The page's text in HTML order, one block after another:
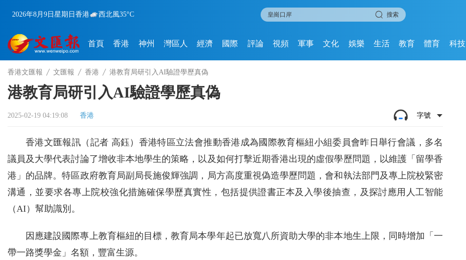
2026年8月9日 星期日 香港 西北風35°C 搜索
首頁 香港 神州 灣區人 經濟 國際 評論 視頻 軍事 文化 娛樂 生活 教育 體育 科技
香港文匯報 文匯報 香港 港教育局研引入AI驗證學歷真偽
港教育局研引入AI驗證學歷真偽
2025-02-19 04:19:08 香港 字號
香港文匯報訊（記者 高鈺）香港特區立法會推動香港成為國際教育樞紐小組委員會昨日舉行會議，多名
議員及大學代表討論了增收非本地學生的策略，以及如何打擊近期香港出現的虛假學歷問題，以維護「留學香
港」的品牌。特區政府教育局副局長施俊輝強調，局方高度重視偽造學歷問題，會和執法部門及專上院校緊密
溝通，並要求各專上院校強化措施確保學歷真實性，包括提供證書正本及入學後抽查，及探討應用人工智能
（AI）幫助識別。
因應建設國際專上教育樞紐的目標，教育局本學年起已放寬八所資助大學的非本地生上限，同時增加「一
帶一路獎學金」名額，豐富生源。